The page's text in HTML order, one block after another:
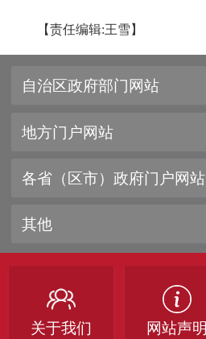
【责任编辑:王雪】
自治区政府部门网站
地方门户网站
各省（区市）政府门户网站
其他
关于我们 网站声明